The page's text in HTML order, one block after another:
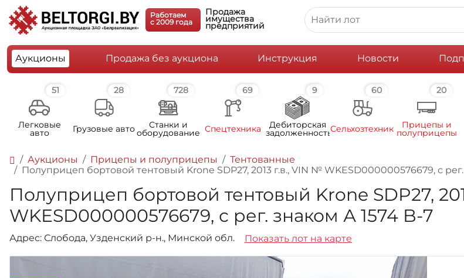
Работаем
c 2009 года
Продажа
имущества
предприятий
Аукционы Продажа без аукциона Инструкция Новости
51
Легковые
авто
28
Грузовые авто
728
Станки и
оборудование
69
Спецтехника
9
Дебиторская
задолженность
60
Сельхозтехника
20
Прицепы и
полуприцепы
Аукционы Прицепы и полуприцепы
Тентованные
Полуприцеп бортовой тентовый Krone SDP27, 2013 г.в., VIN № WKESD000000576679, с
Полуприцеп бортовой тентовый Krone SDP27,
WKESD000000576679, с рег. знаком А 1574 B-7
Адрес: Слобода, Узденский р-н., Минской обл. Показать лот на карте